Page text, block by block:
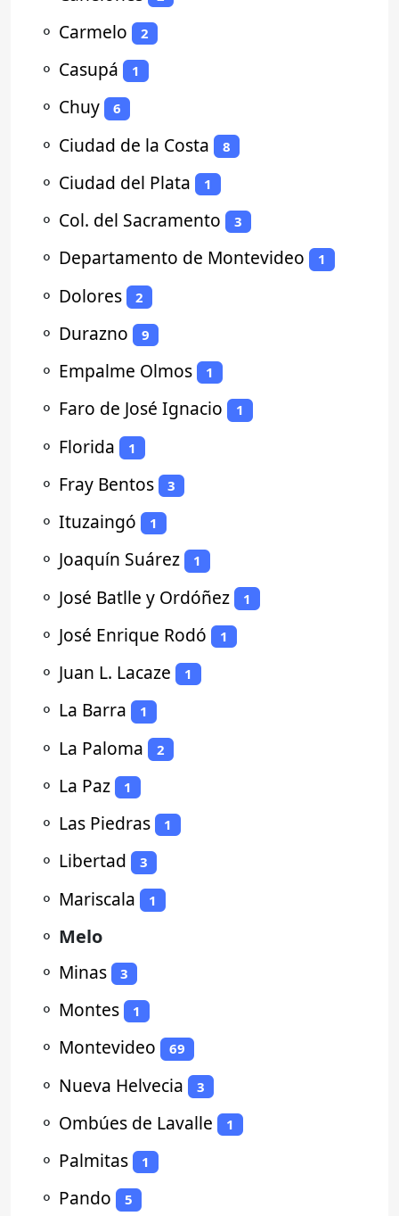
⚬ Carmelo 2
⚬ Casupá 1
⚬ Chuy 6
⚬ Ciudad de la Costa 8
⚬ Ciudad del Plata 1
⚬ Col. del Sacramento 3
⚬ Departamento de Montevideo 1
⚬ Dolores 2
⚬ Durazno 9
⚬ Empalme Olmos 1
⚬ Faro de José Ignacio 1
⚬ Florida 1
⚬ Fray Bentos 3
⚬ Ituzaingó 1
⚬ Joaquín Suárez 1
⚬ José Batlle y Ordóñez 1
⚬ José Enrique Rodó 1
⚬ Juan L. Lacaze 1
⚬ La Barra 1
⚬ La Paloma 2
⚬ La Paz 1
⚬ Las Piedras 1
⚬ Libertad 3
⚬ Mariscala 1
⚬ Melo
⚬ Minas 3
⚬ Montes 1
⚬ Montevideo 69
⚬ Nueva Helvecia 3
⚬ Ombúes de Lavalle 1
⚬ Palmitas 1
⚬ Pando 5